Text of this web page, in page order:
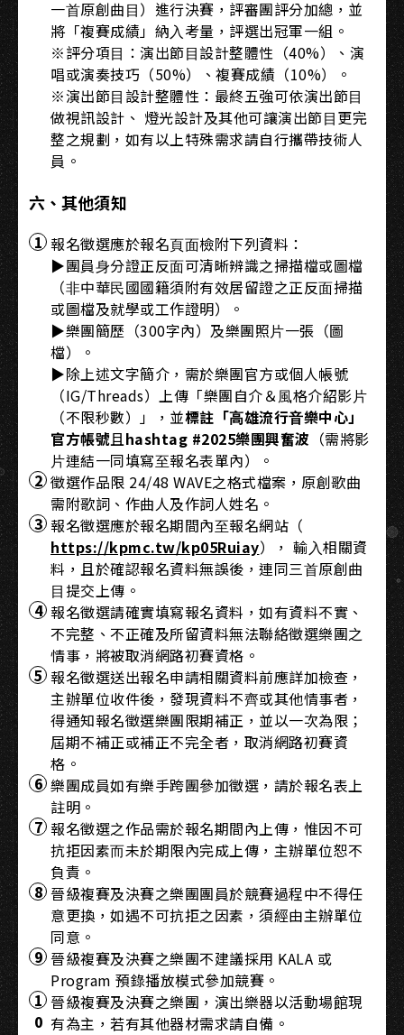
⼀⾸原創曲⽬）進⾏決賽，評審團評分加總，並
將「複賽成績」納⼊考量，評選出冠軍⼀組。
※評分項⽬：演出節⽬設計整體性（40%）、演
唱或演奏技巧（50%）、複賽成績（10%）。
※演出節⽬設計整體性：最終五強可依演出節⽬
做視訊設計、 燈光設計及其他可讓演出節⽬更完
整之規劃，如有以上特殊需求請⾃⾏攜帶技術⼈
員。
六、其他須知
報名徵選應於報名⾴⾯檢附下列資料：
▶團員⾝分證正反⾯可清晰辨識之掃描檔或圖檔
（⾮中華⺠國國籍須附有效居留證之正反⾯掃描
或圖檔及就學或⼯作證明）。
▶樂團簡歷（300字內）及樂團照⽚⼀張（圖
檔）。
▶除上述⽂字簡介，需於樂團官⽅或個⼈帳號
（IG/Threads）上傳「樂團⾃介＆⾵格介紹影⽚
（不限秒數）」，並標註「⾼雄流⾏⾳樂中⼼」
官⽅帳號且hashtag #2025樂團興奮波 （需將影
⽚連結⼀同填寫⾄報名表單內）。
徵選作品限 24/48 WAVE之格式檔案，原創歌曲
需附歌詞、作曲⼈及作詞⼈姓名。
報名徵選應於報名期間內⾄報名網站（
https://kpmc.tw/kp05Ruiay）， 輸⼊相關資
料，且於確認報名資料無誤後，連同三⾸原創曲
⽬提交上傳。
報名徵選請確實填寫報名資料，如有資料不實、
不完整、不正確及所留資料無法聯絡徵選樂團之
情事，將被取消網路初賽資格。
報名徵選送出報名申請相關資料前應詳加檢查，
主辦單位收件後，發現資料不⿑或其他情事者，
得通知報名徵選樂團限期補正，並以⼀次為限；
屆期不補正或補正不完全者，取消網路初賽資
格。
樂團成員如有樂⼿跨團參加徵選，請於報名表上
註明。
報名徵選之作品需於報名期間內上傳，惟因不可
抗拒因素⽽未於期限內完成上傳，主辦單位恕不
負責。
晉級複賽及決賽之樂團團員於競賽過程中不得任
意更換，如遇不可抗拒之因素，須經由主辦單位
同意。
晉級複賽及決賽之樂團不建議採⽤ KALA 或
Program 預錄播放模式參加競賽。
晉級複賽及決賽之樂團，演出樂器以活動場館現
有為主，若有其他器材需求請⾃備。